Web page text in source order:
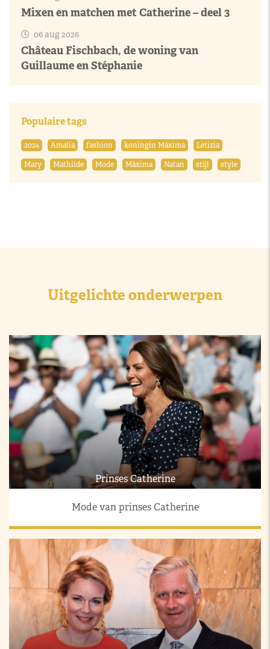
Mixen en matchen met Catherine – deel 3
06 aug 2026
Château Fischbach, de woning van
Guillaume en Stéphanie
Populaire tags
2024 Amalia fashion koningin Máxima
Letizia
Mary
Mathilde Mode Máxima Natan stijl style
Uitgelichte onderwerpen
Prinses Catherine
Mode van prinses Catherine